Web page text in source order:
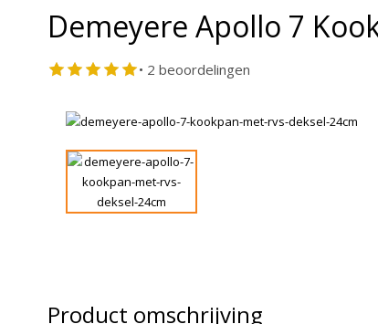
Demeyere Apollo 7
• 2 beoordelingen
Product omschrijving